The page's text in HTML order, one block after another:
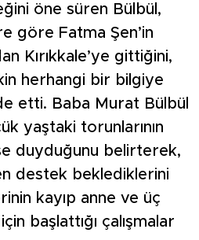
öne süren Bülbül,
göre Fatma Şen’in
Kırıkkale’ye gittiğini,
herhangi bir bilgiye
etti. Baba Murat Bülbül
yaştaki torunlarının
duyduğunu belirterek,
destek beklediklerini
kayıp anne ve üç
başlattığı çalışmalar